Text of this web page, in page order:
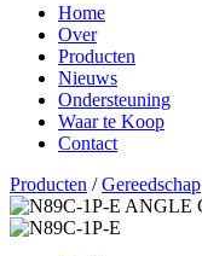
Home
Over
Producten
Nieuws
Ondersteuning
Waar te Koop
Contact
Producten /Gereedschap